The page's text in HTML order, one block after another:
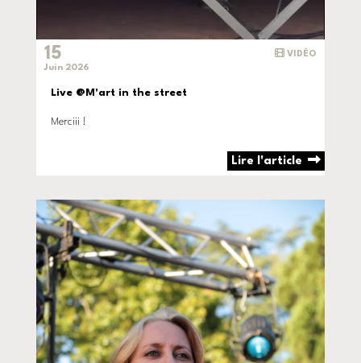
VIDÉO
15
Juin 2026
Live @M'art in the street
Merciii !
Lire l'article